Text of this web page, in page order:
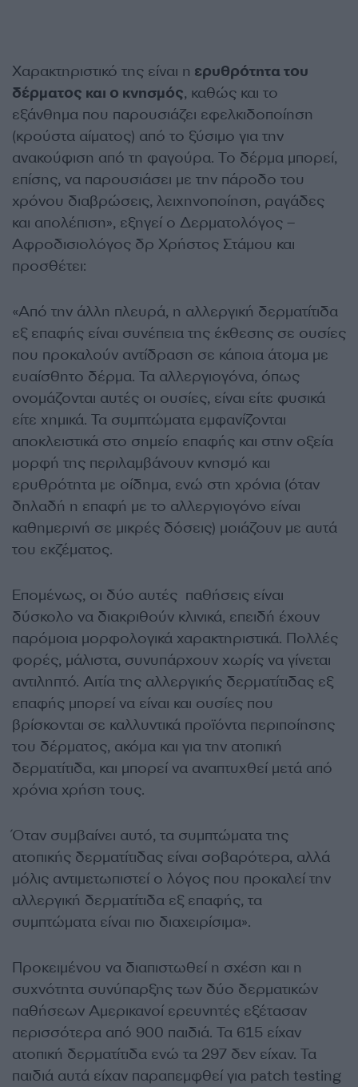
Χαρακτηριστικό της είναι η ερυθρότητα του
δέρματος και ο κνησμός, καθώς και το
εξάνθημα που παρουσιάζει εφελκιδοποίηση
(κρούστα αίματος) από το ξύσιμο για την
ανακούφιση από τη φαγούρα. Το δέρμα μπορεί,
επίσης, να παρουσιάσει με την πάροδο του
χρόνου διαβρώσεις, λειχηνοποίηση, ραγάδες
και απολέπιση», εξηγεί ο Δερματολόγος –
Αφροδισιολόγος δρ Χρήστος Στάμου και
προσθέτει:
«Από την άλλη πλευρά, η αλλεργική δερματίτιδα
εξ επαφής είναι συνέπεια της έκθεσης σε ουσίες
που προκαλούν αντίδραση σε κάποια άτομα με
ευαίσθητο δέρμα. Τα αλλεργιογόνα, όπως
ονομάζονται αυτές οι ουσίες, είναι είτε φυσικά
είτε χημικά. Τα συμπτώματα εμφανίζονται
αποκλειστικά στο σημείο επαφής και στην οξεία
μορφή της περιλαμβάνουν κνησμό και
ερυθρότητα με οίδημα, ενώ στη χρόνια (όταν
δηλαδή η επαφή με το αλλεργιογόνο είναι
καθημερινή σε μικρές δόσεις) μοιάζουν με αυτά
του εκζέματος.
Επομένως, οι δύο αυτές παθήσεις είναι
δύσκολο να διακριθούν κλινικά, επειδή έχουν
παρόμοια μορφολογικά χαρακτηριστικά. Πολλές
φορές, μάλιστα, συνυπάρχουν χωρίς να γίνεται
αντιληπτό. Αιτία της αλλεργικής δερματίτιδας εξ
επαφής μπορεί να είναι και ουσίες που
βρίσκονται σε καλλυντικά προϊόντα περιποίησης
του δέρματος, ακόμα και για την ατοπική
δερματίτιδα, και μπορεί να αναπτυχθεί μετά από
χρόνια χρήση τους.
Όταν συμβαίνει αυτό, τα συμπτώματα της
ατοπικής δερματίτιδας είναι σοβαρότερα, αλλά
μόλις αντιμετωπιστεί ο λόγος που προκαλεί την
αλλεργική δερματίτιδα εξ επαφής, τα
συμπτώματα είναι πιο διαχειρίσιμα».
Προκειμένου να διαπιστωθεί η σχέση και η
συχνότητα συνύπαρξης των δύο δερματικών
παθήσεων Αμερικανοί ερευνητές εξέτασαν
περισσότερα από 900 παιδιά. Τα 615 είχαν
ατοπική δερματίτιδα ενώ τα 297 δεν είχαν. Τα
παιδιά αυτά είχαν παραπεμφθεί για patch testing